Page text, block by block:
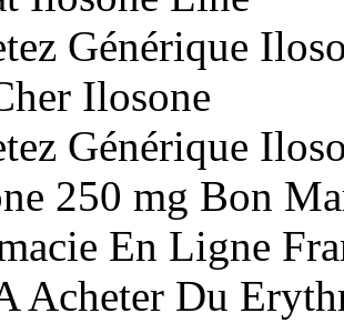
Générique
Ilosone
Générique
250 mg Bon
En Ligne
Acheter Du